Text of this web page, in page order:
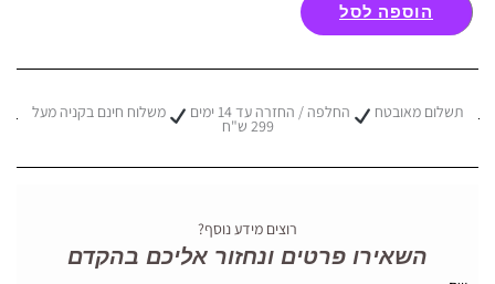
הוספה לסל
תשלום מאובטח החלפה / החזרה עד 14 ימים משלוח חינם בקניה מעל
299 ש"ח
רוצים מידע נוסף?
השאירו פרטים ונחזור אליכם בהקדם